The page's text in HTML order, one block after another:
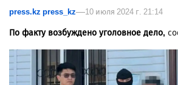
press.kz press_kz 10 июля 2024 г. 21:14
По факту возбуждено уголовное дело,